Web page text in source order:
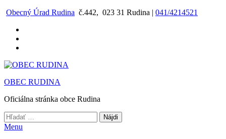
Preskočiť
obsah
Obecný Úrad Rudina č.442, 023 31 Rudina | 041/4214521
OBEC RUDINA
Oficiálna stránka obce Rudina
Hľadať:
Menu